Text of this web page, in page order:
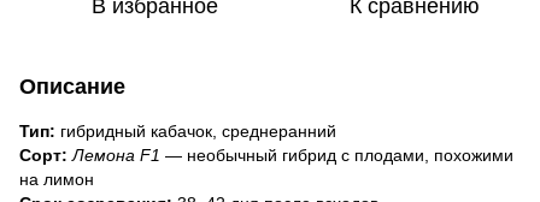
В избранное К сравнению
Описание
Тип: гибридный кабачок, среднеранний
Сорт: Лемона F1 — необычный гибрид с плодами, похожими
на лимон